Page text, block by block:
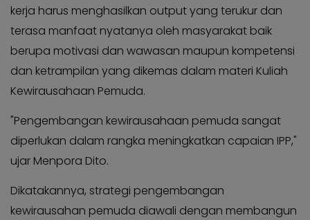
kerja harus menghasilkan output yang terukur dan
terasa manfaat nyatanya oleh masyarakat baik
berupa motivasi dan wawasan maupun kompetensi
dan ketrampilan yang dikemas dalam materi Kuliah
Kewirausahaan Pemuda.
"Pengembangan kewirausahaan pemuda sangat
diperlukan dalam rangka meningkatkan capaian IPP,"
ujar Menpora Dito.
Dikatakannya, strategi pengembangan
kewirausahan pemuda diawali dengan membangun